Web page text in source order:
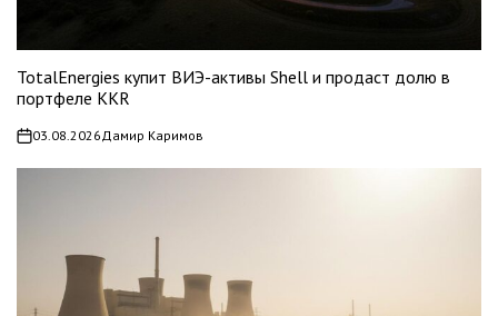
TotalEnergies купит ВИЭ-активы Shell и продаст долю в
портфеле KKR
on03.08.2026Дамир Каримов